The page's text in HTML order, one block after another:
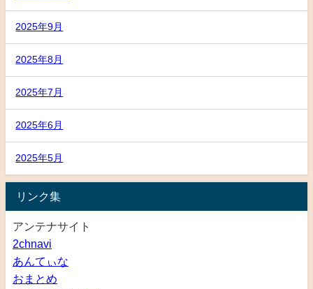
2025年9月
2025年8月
2025年7月
2025年6月
2025年5月
リンク集
アンテナサイト
2chnavi
あんてぃな
おまとめ